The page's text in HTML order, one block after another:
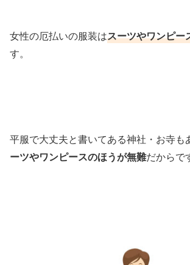
女性の厄払いの服装はスーツやワンピー
す。
平服で大丈夫と書いてある神社・お寺も
ーツやワンピースのほうが無難だからで